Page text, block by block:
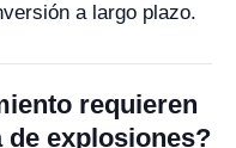
a largo plazo.
requieren
de explosiones?